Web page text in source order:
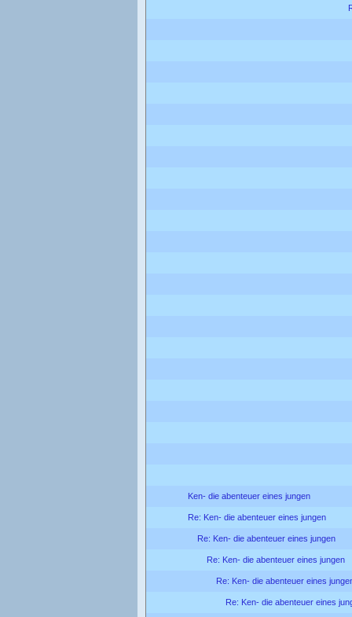
Ken- die abenteuer eines jungen
Re: Ken- die abenteuer eines jungen
Re: Ken- die abenteuer eines jungen
Re: Ken- die abenteuer eines jungen
Re: Ken- die abenteuer eines
Re: Ken- die abenteuer eines